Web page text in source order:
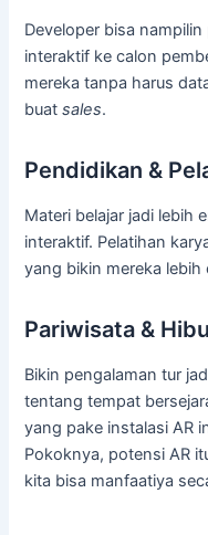
Developer bisa
interaktif ke calon
mereka tanpa harus
buatsales.
Pendidikan &
Materi belajar jadi lebih
interaktif. Pelatihan
yang bikin mereka
Pariwisata &
Bikin pengalaman tur
tentang tempat
yang pake instalasi AR
Pokoknya, potensi AR
kita bisa manfaatiya